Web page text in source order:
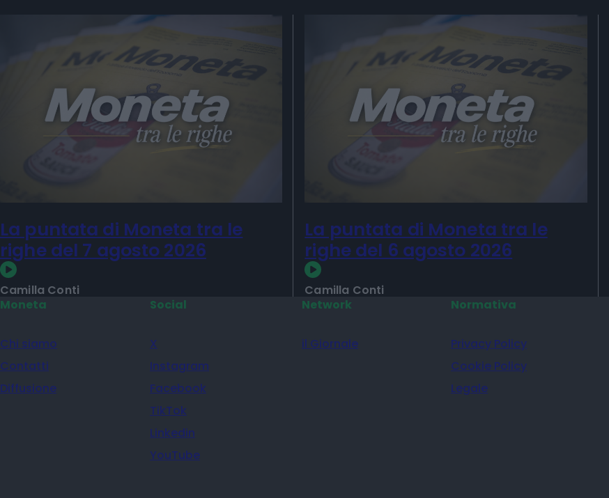
Sfoglia Moneta
MULTIMEDIA
La puntata di Moneta tra le
righe del 7 agosto 2026
Camilla Conti
La puntata di Moneta tra le
righe del 6 agosto 2026
Camilla Conti
Moneta
Social
X
Instagram
Facebook
Normativa